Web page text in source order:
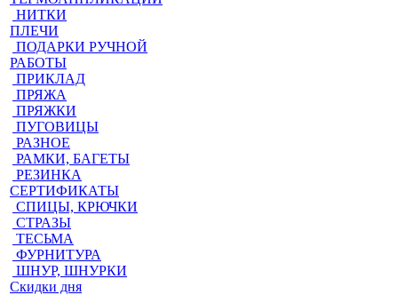
НИТКИ
ПЛЕЧИ
ПОДАРКИ РУЧНОЙ
РАБОТЫ
ПРИКЛАД
ПРЯЖА
ПРЯЖКИ
ПУГОВИЦЫ
РАЗНОЕ
РАМКИ, БАГЕТЫ
РЕЗИНКА
СЕРТИФИКАТЫ
СПИЦЫ, КРЮЧКИ
СТРАЗЫ
ТЕСЬМА
ФУРНИТУРА
ШНУР, ШНУРКИ
Скидки дня